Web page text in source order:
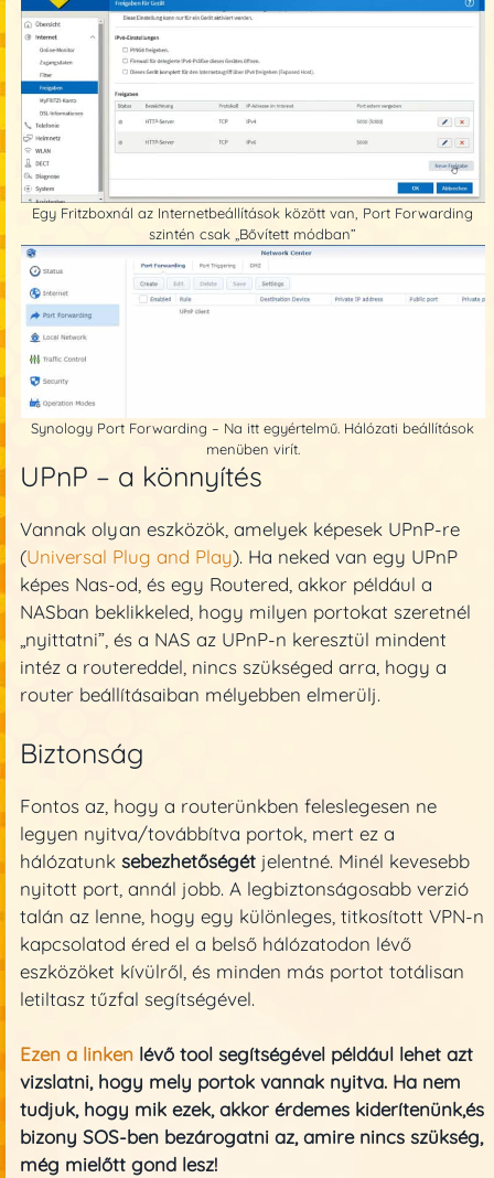
Egy Fritzboxnál az Internetbeállítások között van, Port Forwarding
szintén csak „Bővített módban”
Synology Port Forwarding – Na itt egyértelmű. Hálózati beállítások
menüben virít.
UPnP – a könnyítés
Vannak olyan eszközök, amelyek képesek UPnP-re
(Universal Plug and Play). Ha neked van egy UPnP
képes Nas-od, és egy Routered, akkor például a
NASban beklikkeled, hogy milyen portokat szeretnél
„nyittatni”, és a NAS az UPnP-n keresztül mindent
intéz a routereddel, nincs szükséged arra, hogy a
router beállításaiban mélyebben elmerülj.
Biztonság
Fontos az, hogy a routerünkben feleslegesen ne
legyen nyitva/továbbítva portok, mert ez a
hálózatunksebezhetőségét jelentné. Minél kevesebb
nyitott port, annál jobb. A legbiztonságosabb verzió
talán az lenne, hogy egy különleges, titkosított VPN-n
kapcsolatod éred el a belső hálózatodon lévő
eszközöket kívülről, és minden más portot totálisan
letiltasz tűzfal segítségével.
Ezen a linken lévő tool segítségével például lehet azt
vizslatni, hogy mely portok vannak nyitva. Ha nem
tudjuk, hogy mik ezek, akkor érdemes kiderítenünk,és
bizony SOS-ben bezárogatni az, amire nincs szükség,
még mielőtt gond lesz!